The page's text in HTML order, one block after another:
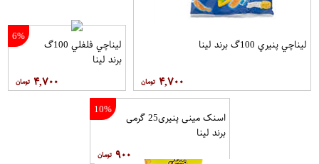
ليناچي پنيري 100گ برند لینا
۴,۷۰۰
6%
ليناچي فلفلي 100گ
برند لینا
۴,۷۰۰
10%
اسنک مینی پنیری25 گرمی
برند لینا
۹۰۰